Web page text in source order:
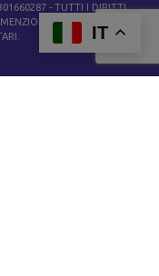
- TUTTI I DIRITTI
APPARTENGONO
IT